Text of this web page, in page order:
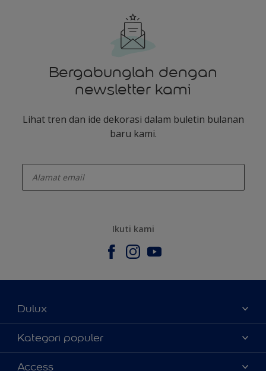
Bergabunglah dengan
newsletter kami
Lihat tren dan ide dekorasi dalam buletin bulanan
baru kami.
Ikuti kami
Dulux
Tentang Kami
Contact us
Kategori populer
Warna
Access